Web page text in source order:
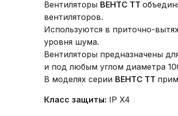
Вентиляторы ВЕНТС ТТ
вентиляторов.
Используются в приточно-
уровня шума.
Вентиляторы предназначены
и под любым углом диаметра
В моделях серии ВЕНТС ТТ
Класс защиты: IP X4